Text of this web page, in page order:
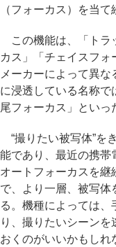
（フォーカス）を当て
この機能は、「トラ
カス」「チェイスフォ
メーカーによって異
に浸透している名称で
尾フォーカス」といっ
“撮りたい被写体”を
能であり、最近の携帯
オートフォーカスを継
で、より一層、被写体
る。機種によっては
り、撮りたいシーン
おくのがいいかもしれ